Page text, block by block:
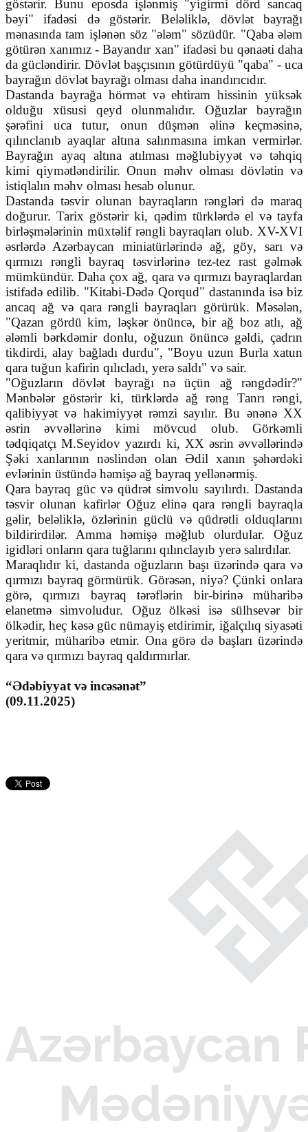
göstərir. Bunu eposda işlənmiş "yigirmi dörd sancaq
bəyi" ifadəsi də göstərir. Beləliklə, dövlət bayrağı
mənasında tam işlənən söz "ələm" sözüdür. "Qaba ələm
götürən xanımız - Bayandır xan" ifadəsi bu qənaəti daha
da gücləndirir. Dövlət başçısının götürdüyü "qaba" - uca
bayrağın dövlət bayrağı olması daha inandırıcıdır.
Dastanda bayrağa hörmət və ehtiram hissinin yüksək
olduğu xüsusi qeyd olunmalıdır. Oğuzlar bayrağın
şərəfini uca tutur, onun düşmən əlinə keçməsinə,
qılınclanıb ayaqlar altına salınmasına imkan vermirlər.
Bayrağın ayaq altına atılması məğlubiyyət və təhqiq
kimi qiymətləndirilir. Onun məhv olması dövlətin və
istiqlalın məhv olması hesab olunur.
Dastanda təsvir olunan bayraqların rəngləri də maraq
doğurur. Tarix göstərir ki, qədim türklərdə el və tayfa
birləşmələrinin müxtəlif rəngli bayraqları olub. XV-XVI
əsrlərdə Azərbaycan miniatürlərində ağ, göy, sarı və
qırmızı rəngli bayraq təsvirlərinə tez-tez rast gəlmək
mümkündür. Daha çox ağ, qara və qırmızı bayraqlardan
istifadə edilib. "Kitabi-Dədə Qorqud" dastanında isə biz
ancaq ağ və qara rəngli bayraqları görürük. Məsələn,
"Qazan gördü kim, ləşkər önüncə, bir ağ boz atlı, ağ
ələmli bərkdəmir donlu, oğuzun önüncə gəldi, çadrın
tikdirdi, alay bağladı durdu", "Boyu uzun Burla xatun
qara tuğun kafirin qılıcladı, yerə saldı" və sair.
"Oğuzların dövlət bayrağı nə üçün ağ rəngdədir?"
Mənbələr göstərir ki, türklərdə ağ rəng Tanrı rəngi,
qalibiyyət və hakimiyyət rəmzi sayılır. Bu ənənə XX
əsrin əvvəllərinə kimi mövcud olub. Görkəmli
tədqiqatçı M.Seyidov yazırdı ki, XX əsrin əvvəllərində
Şəki xanlarının nəslindən olan Ədil xanın şəhərdəki
evlərinin üstündə həmişə ağ bayraq yellənərmiş.
Qara bayraq güc və qüdrət simvolu sayılırdı. Dastanda
təsvir olunan kafirlər Oğuz elinə qara rəngli bayraqla
gəlir, beləliklə, özlərinin güclü və qüdrətli olduqlarını
bildirirdilər. Amma həmişə məğlub olurdular. Oğuz
igidləri onların qara tuğlarını qılınclayıb yerə salırdılar.
Maraqlıdır ki, dastanda oğuzların başı üzərində qara və
qırmızı bayraq görmürük. Görəsən, niyə? Çünki onlara
görə, qırmızı bayraq tərəflərin bir-birinə müharibə
elanetmə simvoludur. Oğuz ölkəsi isə sülhsevər bir
ölkədir, heç kəsə güc nümayiş etdirimir, iğalçılıq siyasəti
yeritmir, müharibə etmir. Ona görə də başları üzərində
qara və qırmızı bayraq qaldırmırlar.
“Ədəbiyyat və incəsənət”
(09.11.2025)